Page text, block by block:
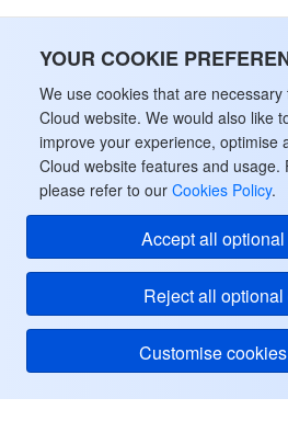
YOUR COOKIE
We use cookies that are
Cloud website. We would also like
improve your experience, optimise
Cloud website features and usage.
please refer to our Cookies Policy.
Accept all
Reject all
Customise
TencentDB for CTSDB
Database Management Center
Gateway Load Balancer
Direct Connect
Elastic Network Interface
NAT Gateway
Peering Connection
Key Management Service
Secrets Manager
Data Security Audit
Captcha
Text Moderation System
Audio Moderation System
Video Moderation System
Customer Identity and Access
セキュリティサービス
Penetration Test Service
セキュリティ管理
Web Application Firewall
Cloud Workload Protection
Tencent Container Security
アプリケーションセキュリティ
Mobile Security
Security Token Service
ドメインとウェブサイト
Domains
SSL Certificates
エンタープライズアプリケーション
Tencent Ecard
オフィスコラボレーション